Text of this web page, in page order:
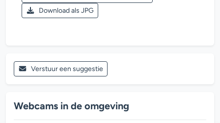
Skiseizoen 2006-2007
Stubaier Gletscher
Download als JPG
Verstuur een suggestie
Webcams in de omgeving